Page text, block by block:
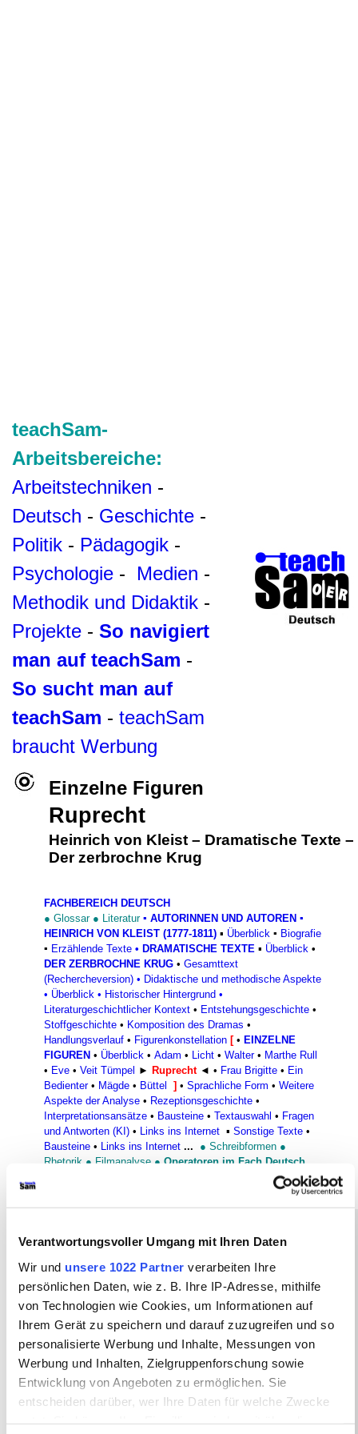
Verantwortungsvoller Umgang mit Ihren Daten
Wir und unsere 1022 Partner verarbeiten Ihre
persönlichen Daten, wie z. B. Ihre IP-Adresse, mithilfe
von Technologien wie Cookies, um Informationen auf
Ihrem Gerät zu speichern und darauf zuzugreifen und so
personalisierte Werbung und Inhalte, Messungen von
Werbung und Inhalten, Zielgruppenforschung sowie
Entwicklung von Angeboten zu ermöglichen. Sie
entscheiden darüber, wer Ihre Daten für welche Zwecke
teachSam-
Arbeitsbereiche:
Arbeitstechniken -
Deutsch - Geschichte -
Politik - Pädagogik -
Psychologie - Medien -
Methodik und Didaktik -
Projekte - So navigiert
man auf teachSam -
So sucht man auf
teachSam - teachSam
braucht Werbung
Einzelne Figuren
Ruprecht
Heinrich von Kleist – Dramatische Texte –
Der zerbrochne Krug
FACHBEREICH DEUTSCH
● Glossar ● Literatur ▪ AUTORINNEN UND AUTOREN ▪
HEINRICH VON KLEIST (1777-1811) ▪ Überblick ▪ Biografie
▪ Erzählende Texte • DRAMATISCHE TEXTE ▪ Überblick •
DER ZERBROCHNE KRUG • Gesamttext
(Rechercheversion) • Didaktische und methodische Aspekte
• Überblick • Historischer Hintergrund •
Literaturgeschichtlicher Kontext • Entstehungsgeschichte •
Stoffgeschichte • Komposition des Dramas •
Handlungsverlauf • Figurenkonstellation [• EINZELNE
FIGUREN • Überblick • Adam • Licht • Walter• Marthe Rull
• Eve • Veit Tümpel ► Ruprecht ◄ • Frau Brigitte • Ein
Bedienter• Mägde • Büttel ] • Sprachliche Form • Weitere
Aspekte der Analyse • Rezeptionsgeschichte •
Interpretationsansätze • Bausteine • Textauswahl • Fragen
und Antworten (KI) • Links ins Internet ▪ Sonstige Texte •
Bausteine • Links ins Internet ... ● Schreibformen ●
Rhetorik ● Filmanalyse ● Operatoren im Fach Deutsch
In diesem Arbeitsbereich zu den
einzelnen Figurendes Dramas
Der zerbrochne Krugvon
Heinrich von Kleist (1777-1811)
können Sie sich mit der Figur des
Ruprecht, des Sohnes vonVeit